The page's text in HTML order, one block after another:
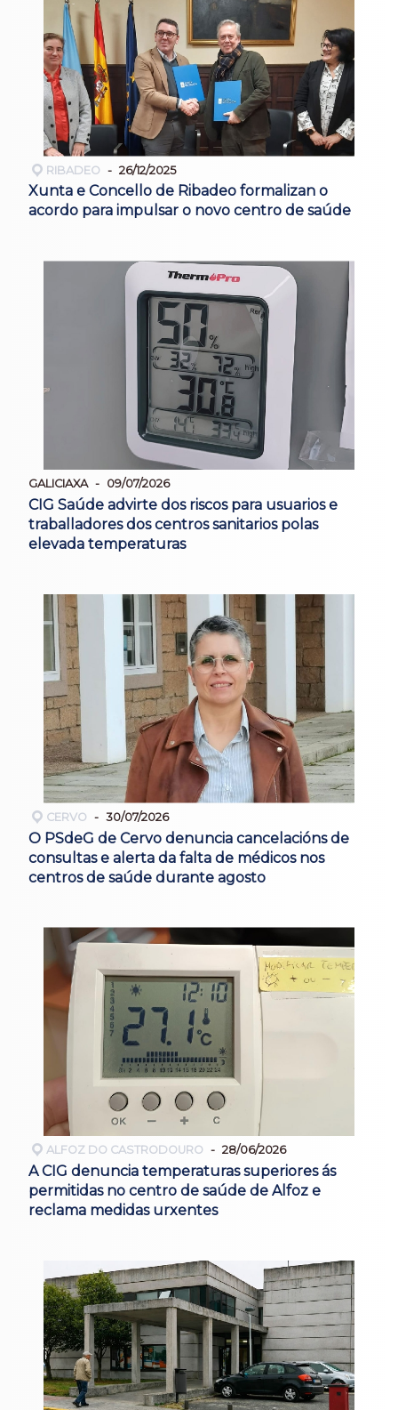
RIBADEO 26/12/2025
Xunta e Concello de Ribadeo formalizan o
acordo para impulsar o novo centro de saúde
GALICIAXA 09/07/2026
CIG Saúde advirte dos riscos para usuarios e
traballadores dos centros sanitarios polas
elevada temperaturas
CERVO 30/07/2026
O PSdeG de Cervo denuncia cancelacións de
consultas e alerta da falta de médicos nos
centros de saúde durante agosto
ALFOZ DO CASTRODOURO 28/06/2026
A CIG denuncia temperaturas superiores ás
permitidas no centro de saúde de Alfoz e
reclama medidas urxentes